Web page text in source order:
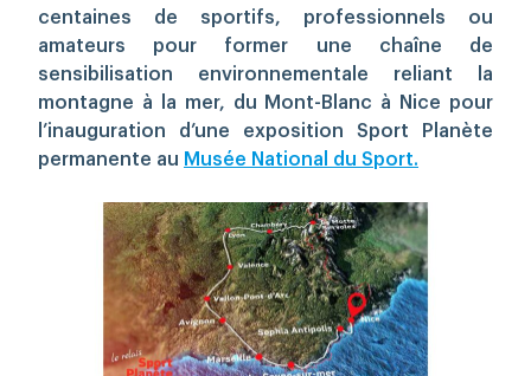
Rechercher
centaines de sportifs, professionnels ou
amateurs pour former une chaîne de
sensibilisation environnementale reliant la
montagne à la mer, du Mont-Blanc à Nice pour
l’inauguration d’une exposition Sport Planète
permanente au Musée National du Sport.